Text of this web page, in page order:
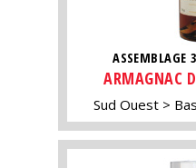
ASSEMBLAGE
ARMAGNAC
Sud Ouest